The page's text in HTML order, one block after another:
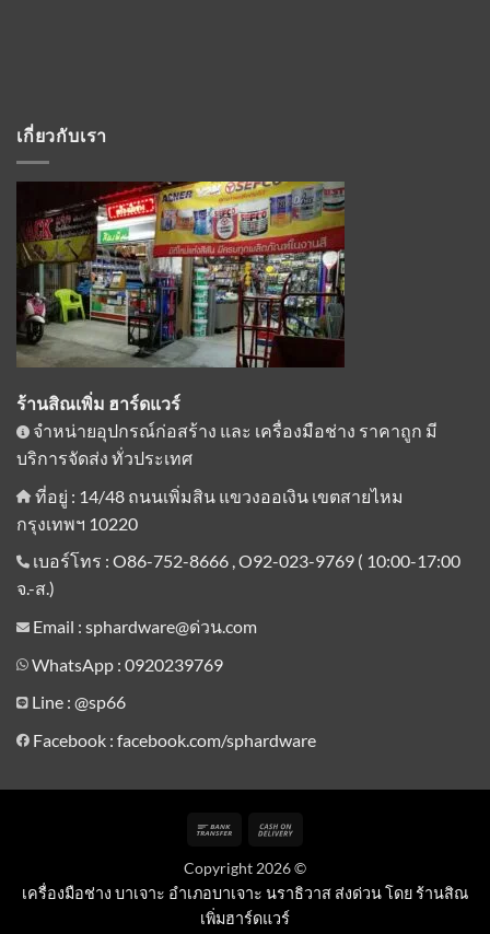
เกี่ยวกับเรา
ร้านสิณเพิ่ม ฮาร์ดแวร์
จำหน่ายอุปกรณ์ก่อสร้าง และ เครื่องมือช่าง ราคาถูก มี
บริการจัดส่ง ทั่วประเทศ
ที่อยู่ : 14/48 ถนนเพิ่มสิน แขวงออเงิน เขตสายไหม
กรุงเทพฯ 10220
เบอร์โทร : O86-752-8666 , O92-023-9769 ( 10:00-17:00
จ.-ส.)
Email : sphardware@ด่วน.com
WhatsApp : 0920239769
Line : @sp66
Facebook : facebook.com/sphardware
Bank
Delivery
Copyright 2026 ©
เครื่องมือช่าง บาเจาะ อำเภอบาเจาะ นราธิวาส ส่งด่วน โดย ร้านสิณ
เพิ่มฮาร์ดแวร์